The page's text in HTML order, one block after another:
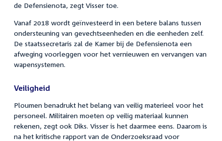
de Defensienota, zegt Visser toe.
Vanaf 2018 wordt geïnvesteerd in een betere balans tussen
ondersteuning van gevechtseenheden en die eenheden zelf.
De staatssecretaris zal de Kamer bij de Defensienota een
afweging voorleggen voor het vernieuwen en vervangen van
wapensystemen.
Veiligheid
Ploumen benadrukt het belang van veilig materieel voor het
personeel. Militairen moeten op veilig materiaal kunnen
rekenen, zegt ook Diks. Visser is het daarmee eens. Daarom is
na het kritische rapport van de Onderzoeksraad voor